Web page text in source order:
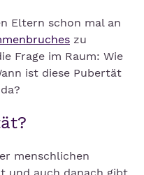
Eltern schon mal an
zu
Frage im Raum: Wie
ist diese Pubertät
menschlichen